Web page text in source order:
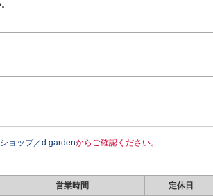
ショップ／d gardenからご確認ください。
営業時間 定休日